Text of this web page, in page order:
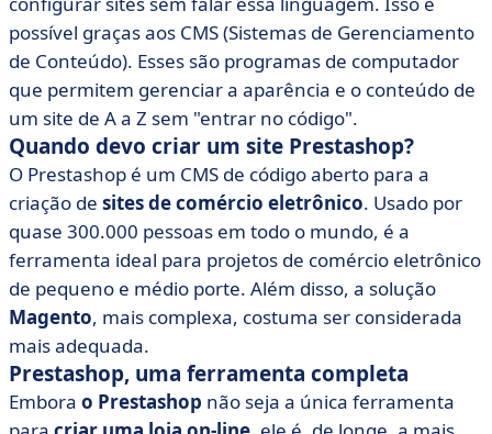
possível graças aos CMS (Sistemas de Gerenciamento
de Conteúdo). Esses são programas de computador
que permitem gerenciar a aparência e o conteúdo de
um site de A a Z sem "entrar no código".
Quando devo criar um site Prestashop?
O Prestashop é um CMS de código aberto para a
criação de sites de comércio eletrônico. Usado por
quase 300.000 pessoas em todo o mundo, é a
ferramenta ideal para projetos de comércio eletrônico
de pequeno e médio porte. Além disso, a solução
Magento, mais complexa, costuma ser considerada
mais adequada.
Prestashop, uma ferramenta completa
Embora o Prestashop não seja a única ferramenta